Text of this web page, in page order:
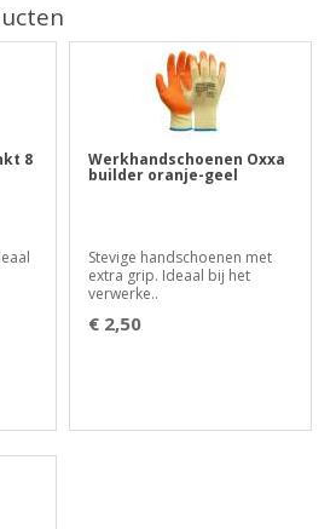
8 Werkhandschoenen Oxxa
builder oranje-geel
Stevige handschoenen met
extra grip. Ideaal bij het
verwerke..
€ 2,50